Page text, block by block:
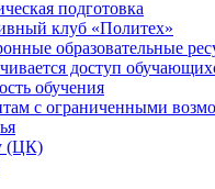
подготовка
клуб «Политех»
образовательные
доступ
обучения
с ограниченными
(ЦК)